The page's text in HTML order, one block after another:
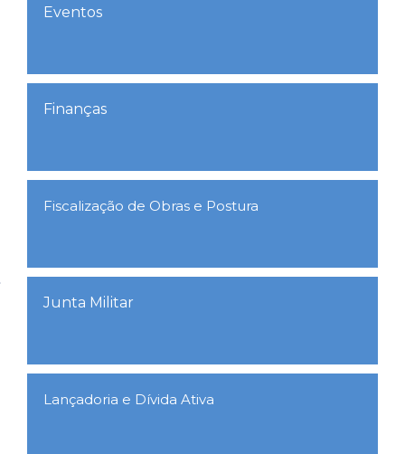
Eventos
Finanças
Fiscalização de Obras e Postura
Junta Militar
Lançadoria e Dívida Ativa